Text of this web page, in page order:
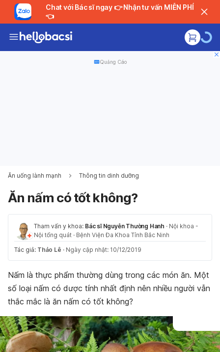
Chat với Bác sĩ ngay 👉 Nhận tư vấn MIỄN PHÍ
👈
Quảng Cáo
Ăn uống lành mạnh Thông tin dinh dưỡng
Ăn nấm có tốt không?
Tham vấn y khoa: Bác sĩ Nguyễn Thường Hanh · Nội khoa -
Nội tổng quát · Bệnh Viện Đa Khoa Tỉnh Bắc Ninh
Tác giả: Thảo Lê · Ngày cập nhật: 10/12/2019
Nấm là thực phẩm thường dùng trong các món ăn. Một
số loại nấm có dược tính nhất định nên nhiều người vẫn
thắc mắc là ăn nấm có tốt không?